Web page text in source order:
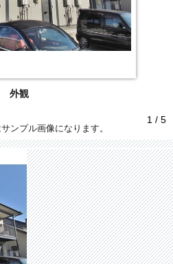
外観
1 / 5
ンプル画像になります。